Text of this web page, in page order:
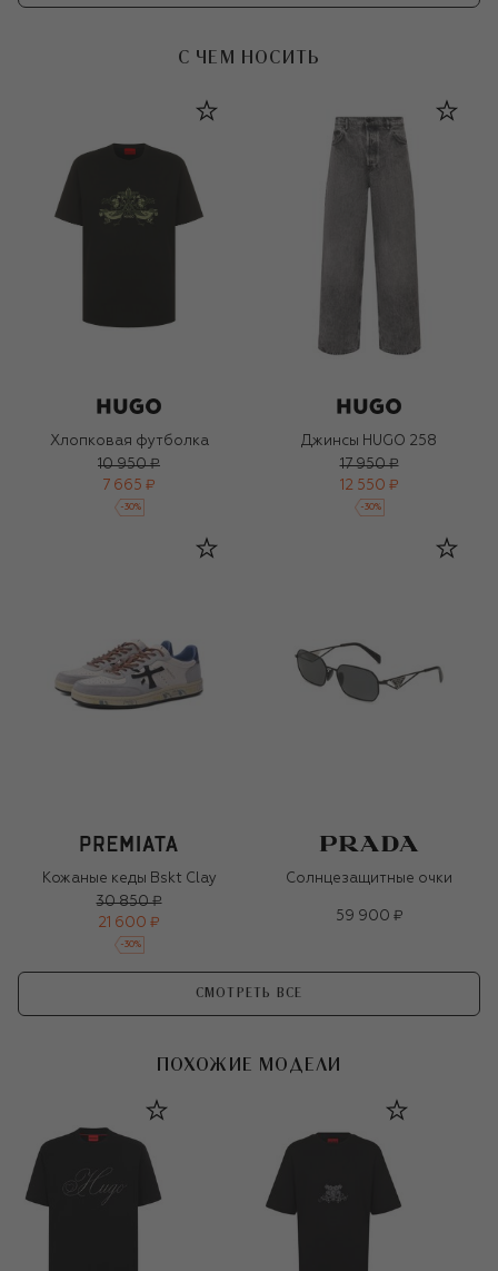
С ЧЕМ НОСИТЬ
Хлопковая футболка
10 950 ₽
7 665 ₽
-30%
Джинсы HUGO 258
17 950 ₽
12 550 ₽
-30%
Кожаные кеды Bskt Clay
30 850 ₽
21 600 ₽
-30%
Солнцезащитные очки
59 900 ₽
СМОТРЕТЬ ВСЕ
ПОХОЖИЕ МОДЕЛИ